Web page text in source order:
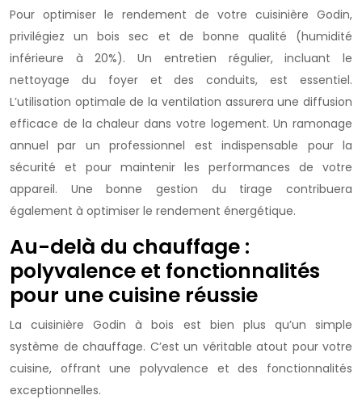
Pour optimiser le rendement de votre cuisinière Godin,
privilégiez un bois sec et de bonne qualité (humidité
inférieure à 20%). Un entretien régulier, incluant le
nettoyage du foyer et des conduits, est essentiel.
L’utilisation optimale de la ventilation assurera une diffusion
efficace de la chaleur dans votre logement. Un ramonage
annuel par un professionnel est indispensable pour la
sécurité et pour maintenir les performances de votre
appareil. Une bonne gestion du tirage contribuera
également à optimiser le rendement énergétique.
Au-delà du chauffage :
polyvalence et fonctionnalités
pour une cuisine réussie
La cuisinière Godin à bois est bien plus qu’un simple
système de chauffage. C’est un véritable atout pour votre
cuisine, offrant une polyvalence et des fonctionnalités
exceptionnelles.